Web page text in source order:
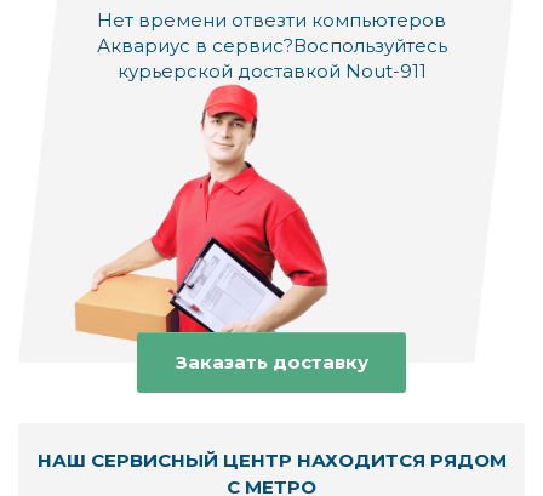
Нет времени отвезти компьютеров
Аквариус в сервис?Воспользуйтесь
курьерской доставкой Nout-911
Заказать доставку
НАШ СЕРВИСНЫЙ ЦЕНТР НАХОДИТСЯ РЯДОМ
С МЕТРО